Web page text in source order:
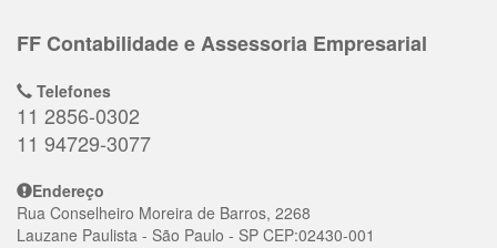
FF Contabilidade e Assessoria Empresarial
Telefones
11 2856-0302
11 94729-3077
Endereço
Rua Conselheiro Moreira de Barros, 2268
Lauzane Paulista - São Paulo - SP CEP:02430-001